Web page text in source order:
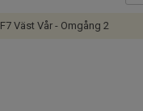
F7 Väst Vår - Omgång 2